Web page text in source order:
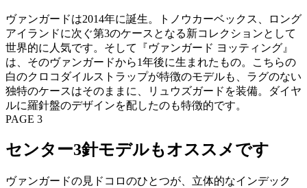
ヴァンガードは2014年に誕生。トノウカーベックス、ロング
アイランドに次ぐ第3のケースとなる新コレクションとして
世界的に人気です。そして『ヴァンガード ヨッティング』
は、そのヴァンガードから1年後に生まれたもの。こちらの
白のクロコダイルストラップが特徴のモデルも、ラグのない
独特のケースはそのままに、リュウズガードを装備。ダイヤ
ルに羅針盤のデザインを配したのも特徴的です。
PAGE 3
センター3針モデルもオススメです
ヴァンガードの見ドコロのひとつが、立体的なインデック